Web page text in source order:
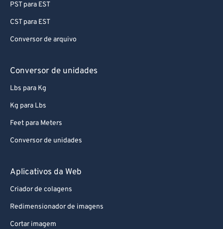
PST para EST
CST para EST
Conversor de arquivo
Conversor de unidades
Lbs para Kg
Kg para Lbs
Feet para Meters
Conversor de unidades
Aplicativos da Web
Criador de colagens
Redimensionador de imagens
Cortar imagem